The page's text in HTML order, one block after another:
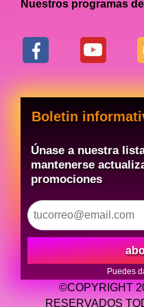
algo para todos.
Conclusión:
En Online Drag
y accesorios de
rellenos está
lograr el look
formas que se
cuerpo.
Utilizamos solo los
nuestros
son cómodos y
Nuestros programas
Boletin
Únase a nuestra
mantenerse
promociones
Puedes
©COPYRIGHT
RESERVADOS